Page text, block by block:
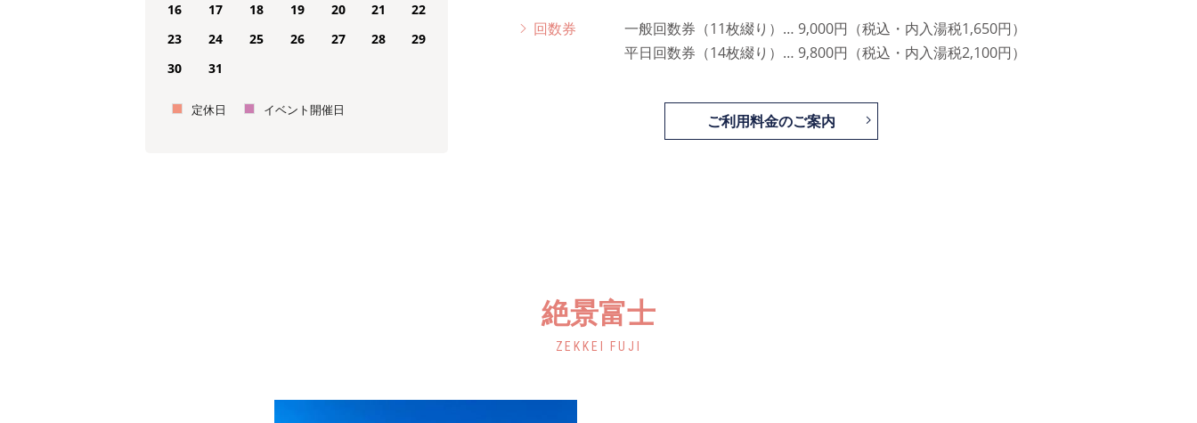
16
17 18 19 20 21
22
23
24 25 26 27 28
29
30
31
定休日 イベント開催日
回数券
一般回数券（11枚綴り）… 9,000円（税込・内入湯税1,650円）
平日回数券（14枚綴り）… 9,800円（税込・内入湯税2,100円）
ご利用料金のご案内
絶景富士
ZEKKEI FUJI